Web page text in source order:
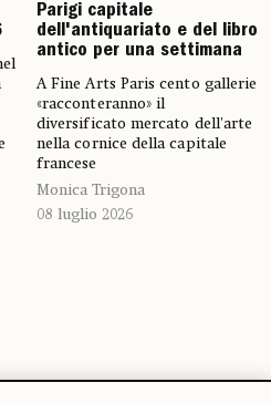
Parigi capitale
dell'antiquariato e del libro
antico per una settimana
A Fine Arts Paris cento gallerie
«racconteranno» il
diversificato mercato dell'arte
nella cornice della capitale
francese
Monica Trigona
08 luglio 2026